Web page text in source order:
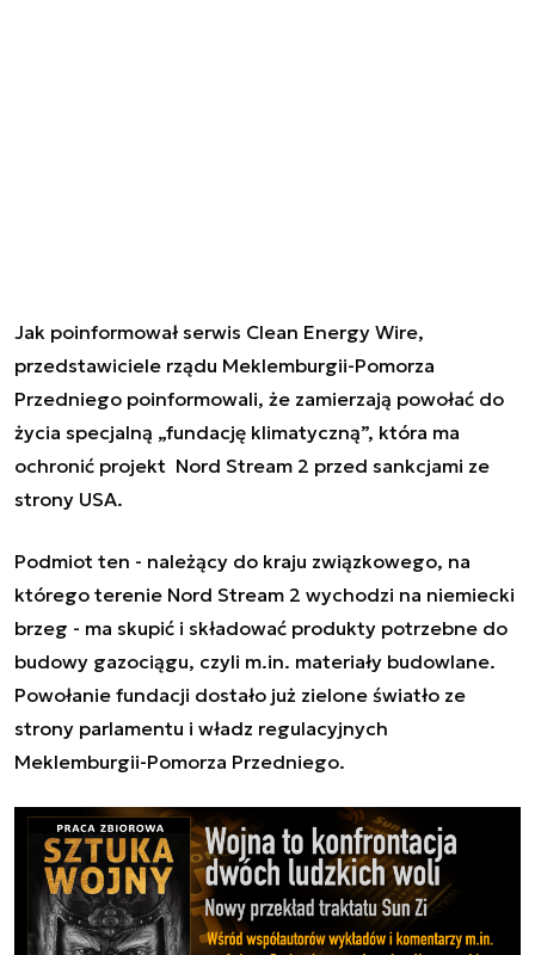
Jak poinformował serwis Clean Energy Wire,
przedstawiciele rządu Meklemburgii-Pomorza
Przedniego poinformowali, że zamierzają powołać do
życia specjalną „fundację klimatyczną”, która ma
ochronić projekt Nord Stream 2 przed sankcjami ze
strony USA.
Podmiot ten - należący do kraju związkowego, na
którego terenie Nord Stream 2 wychodzi na niemiecki
brzeg - ma skupić i składować produkty potrzebne do
budowy gazociągu, czyli m.in. materiały budowlane.
Powołanie fundacji dostało już zielone światło ze
strony parlamentu i władz regulacyjnych
Meklemburgii-Pomorza Przedniego.